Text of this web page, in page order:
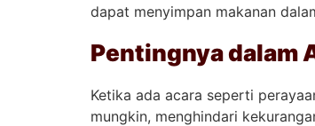
dapat menyimpan makanan
Pentingnya dalam
Ketika ada acara seperti
mungkin, menghindari